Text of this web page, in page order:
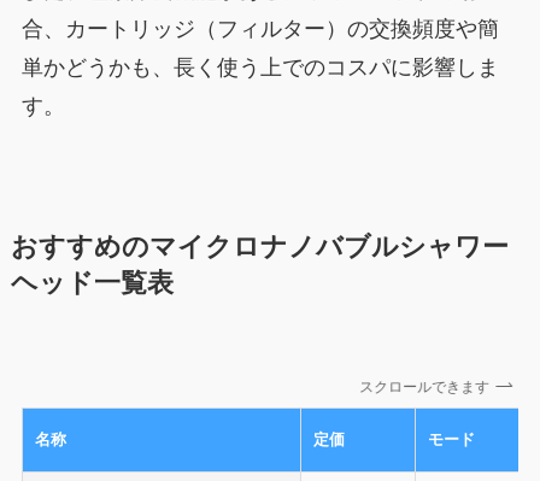
合、カートリッジ（フィルター）の交換頻度や簡
単かどうかも、長く使う上でのコスパに影響しま
す。
おすすめのマイクロナノバブルシャワー
ヘッド一覧表
スクロールできます
名称 定価 モード